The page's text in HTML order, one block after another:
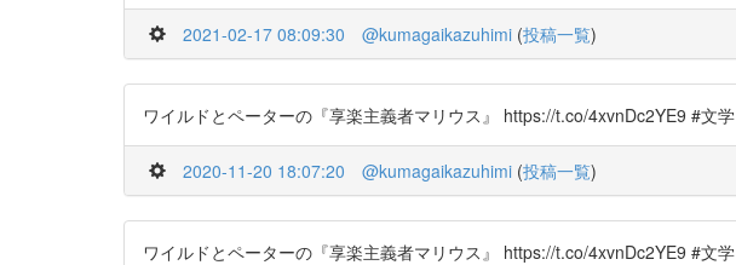
2021-02-17 08:09:30 @kumagaikazuhimi (投稿一覧)
ワイルドとペーターの『享楽主義者マリウス』 https://t.co/4xvnDc2YE9 #文学
2020-11-20 18:07:20 @kumagaikazuhimi (投稿一覧)
ワイルドとペーターの『享楽主義者マリウス』 https://t.co/4xvnDc2YE9 #文学